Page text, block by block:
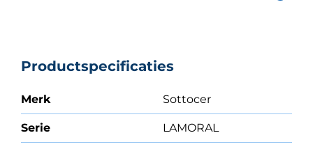
Productspecificaties
Merk Sottocer
Serie LAMORAL